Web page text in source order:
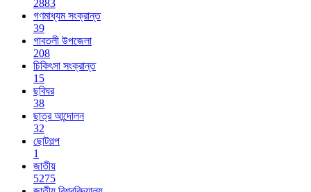
2883
গণমাধ্যম সংক্রান্ত
39
গাবতলী উপজেলা
208
চিকিৎসা সংক্রান্ত
15
ছবিঘর
38
ছাত্র আন্দোলন
32
ছোটগল্প
1
জাতীয়
5275